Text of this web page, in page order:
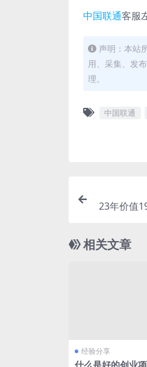
中国联通客服
声明：本站
用、采集、发
理。
中国联通
23年价值
相关文章
经验分享